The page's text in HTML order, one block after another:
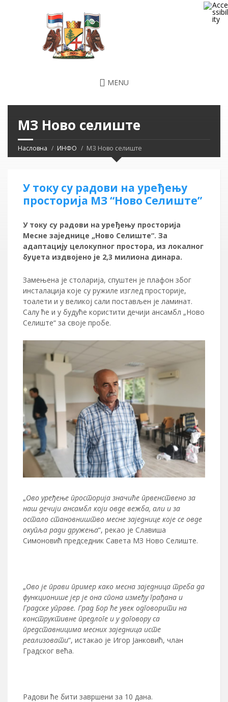
MENU
МЗ Ново селиште
Насловна ИНФО МЗ Ново селиште
У току су радови на уређењу
просторија МЗ “Ново Селиште”
У току су радови на уређењу просторија
Месне заједнице „Ново Селиште“. За
адаптацију целокупног простора, из локалног
буџета издвојено је 2,3 милиона динара.
Замењена је столарија, спуштен је плафон због
инсталација које су ружиле изглед просторије,
тоалети и у великој сали постављен је ламинат.
Салу ће и у будуће користити дечији ансамбл „Ново
Селиште“ за своје пробе.
„Ово уређење просторија значиће првенствено за
наш дечији ансамбл који овде вежба, али и за
остало становништво месне заједнице које се овде
окупља ради дружења“, рекао је Славиша
Симоновић председник Савета МЗ Ново Селиште.
„Ово је прави пример како месна заједница треба да
функционише јер је она спона између грађана и
Градске управе. Град Бор ће увек одговорити на
конструктивне предлоге и у договору са
представницима месних заједница исте
реализовати“, истакао је Игор Јанковић, члан
Градског већа.
Радови ће бити завршени за 10 дана.